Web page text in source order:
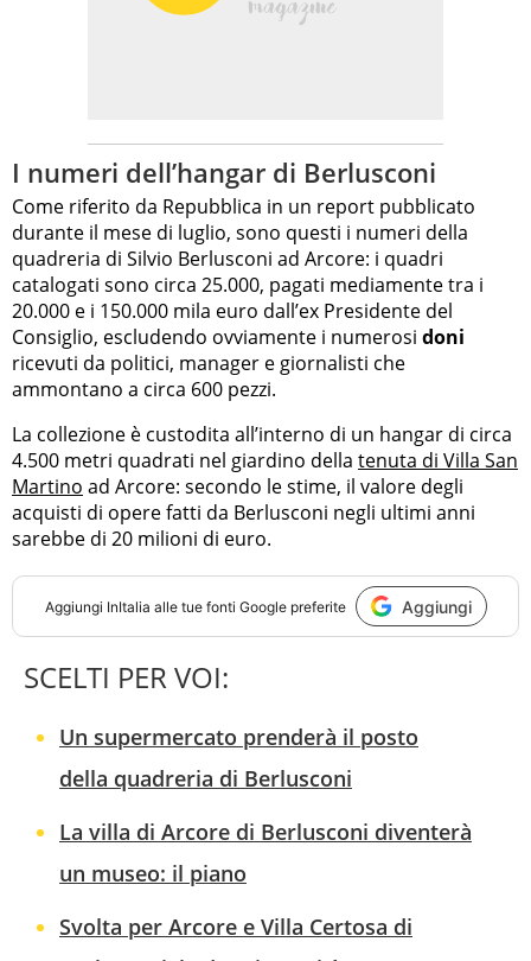
I numeri dell’hangar di Berlusconi
Come riferito da Repubblica in un report pubblicato
durante il mese di luglio, sono questi i numeri della
quadreria di Silvio Berlusconi ad Arcore: i quadri
catalogati sono circa 25.000, pagati mediamente tra i
20.000 e i 150.000 mila euro dall’ex Presidente del
Consiglio, escludendo ovviamente i numerosi doni
ricevuti da politici, manager e giornalisti che
ammontano a circa 600 pezzi.
La collezione è custodita all’interno di un hangar di circa
4.500 metri quadrati nel giardino della tenuta di Villa San
Martino ad Arcore: secondo le stime, il valore degli
acquisti di opere fatti da Berlusconi negli ultimi anni
sarebbe di 20 milioni di euro.
Aggiungi InItalia alle tue fonti Google preferite Aggiungi
SCELTI PER VOI:
Un supermercato prenderà il posto
della quadreria di Berlusconi
La villa di Arcore di Berlusconi diventerà
un museo: il piano
Svolta per Arcore e Villa Certosa di